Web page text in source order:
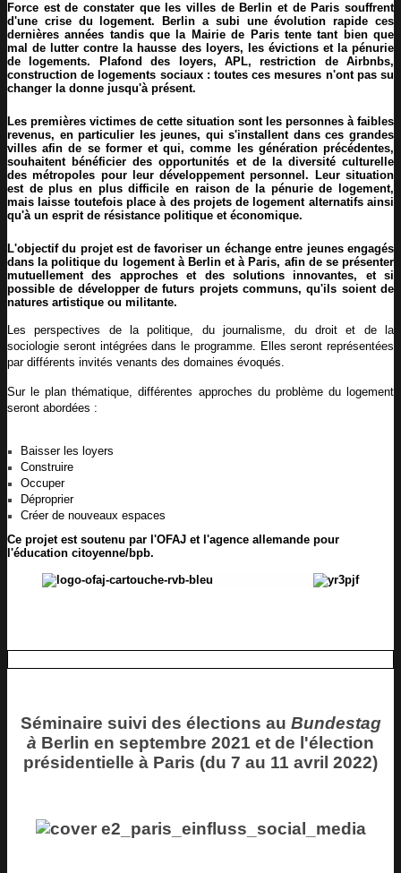
Force est de constater que les villes de Berlin et de Paris souffrent
d'une crise du logement. Berlin a subi une évolution rapide ces
dernières années tandis que la Mairie de Paris tente tant bien que
mal de lutter contre la hausse des loyers, les évictions et la pénurie
de logements. Plafond des loyers, APL, restriction de Airbnbs,
construction de logements sociaux : toutes ces mesures n'ont pas su
changer la donne jusqu'à présent.
Les premières victimes de cette situation sont les personnes à faibles
revenus, en particulier les jeunes, qui s'installent dans ces grandes
villes afin de se former et qui, comme les génération précédentes,
souhaitent bénéficier des opportunités et de la diversité culturelle
des métropoles pour leur développement personnel. Leur situation
est de plus en plus difficile en raison de la pénurie de logement,
mais laisse toutefois place à des projets de logement alternatifs ainsi
qu'à un esprit de résistance politique et économique.
L'objectif du projet est de favoriser un échange entre jeunes engagés
dans la politique du logement à Berlin et à Paris, afin de se présenter
mutuellement des approches et des solutions innovantes, et si
possible de développer de futurs projets communs, qu'ils soient de
natures artistique ou militante.
Les perspectives de la politique, du journalisme, du droit et de la
sociologie seront intégrées dans le programme. Elles seront représentées
par différents invités venants des domaines évoqués.
Sur le plan thématique, différentes approches du problème du logement
seront abordées :
Baisser les loyers
Construire
Occuper
Déproprier
Créer de nouveaux espaces
Ce projet est soutenu par l'OFAJ et l'agence allemande pour
l'éducation citoyenne/bpb.
Séminaire suivi des élections au Bundestag
à Berlin en septembre 2021 et de l'élection
présidentielle à Paris (du 7 au 11 avril 2022)